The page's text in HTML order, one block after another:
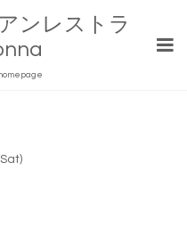
ンレストラ